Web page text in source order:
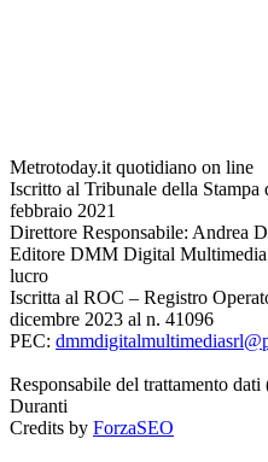
Metrotoday.it quotidiano on line
Iscritto al Tribunale della
febbraio 2021
Direttore Responsabile: Andrea
Editore DMM Digital Multimedia
lucro
Iscritta al ROC – Registro
dicembre 2023 al n. 41096
PEC:
Responsabile del trattamento
Duranti
Credits by ForzaSEO